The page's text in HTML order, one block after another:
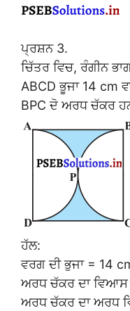
ਪ੍ਰਸ਼ਨ 3.
ਚਿੱਤਰ ਵਿਚ, ਰੰਗੀਨ
ABCD ਭੂਜਾ 14 cm
BPC ਦੋ ਅਰਧ ਚੱਕਰ
ਹੱਲ:
ਵਰਗ ਦੀ ਭੁਜਾ = 14
ਅਰਧ ਚੱਕਰ ਦਾ ਵਿਆਸ
ਅਰਧ ਚੱਕਰ ਦਾ ਅਰਧ